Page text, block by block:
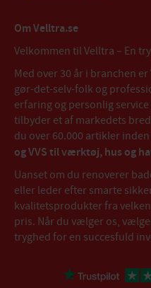
Om Velltra.se
Velkommen til Velltra – En
Med over 30 år i branchen
gør-det-selv-folk og
erfaring og personlig
tilbyder et af markedets
du over 60.000 artikler
og VVS til værktøj, hus og
Uanset om du renoverer
eller leder efter smarte
kvalitetsprodukter fra
pris. Når du vælger os,
tryghed for en succesfuld